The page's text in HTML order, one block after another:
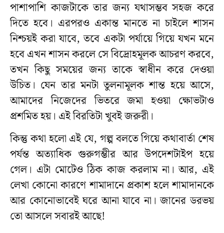
পাশাপাশি কাজটাকে তার জন্য যথাসম্ভব সহজ করে
দিতে হবে। এরপরও একান্ত মানতে না চাইলে শাসন
নিশ্চয়ই করা যাবে, তবে একটা পর্যায়ে গিয়ে যখন মনে
হবে এখন শাসন করলে সে বিদ্রোহমূলক আচরণ করবে,
তখন কিছু সময়ের জন্য তাকে স্বাধীন করে দেওয়া
উচিত। যেন তার মনটা তুলনামূলক শান্ত হয়ে আসে,
আমাদের নিজেদের ভিতরে জমা হওয়া ক্ষোভটাও
প্রশমিত হয়। এই বিরতিটা খুবই জরুরী।
কিন্তু কথা হলো এই যে, গল্প বলতে গিয়ে কথাবার্তা শেষ
পর্যন্ত অত্যাধিক গুরুগম্ভীর আর উপদেশটাইপ হয়ে
গেল। এটা মোটেও ঠিক কাজ করলাম না। আর, এই
লেখা কোনো কারণে শামাদানে প্রকাশ হলে শামাদানকে
আর কোনোভাবেই ঘরে আনা যাবে না। জানের ডরভয়
তো আসলে সবারই আছে!